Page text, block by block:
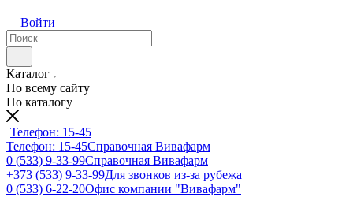
Войти
Каталог
По всему сайту
По каталогу
Телефон: 15-45
Телефон: 15-45Справочная Вивафарм
0 (533) 9-33-99Справочная Вивафарм
+373 (533) 9-33-99Для звонков из-за рубежа
0 (533) 6-22-20Офис компании "Вивафарм"